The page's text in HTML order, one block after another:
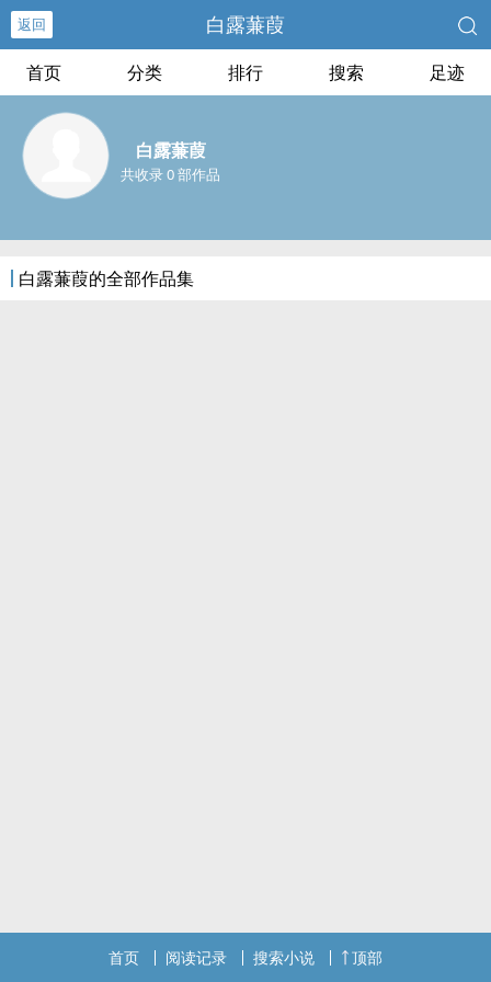
返回 白露蒹葭
首页 分类 排行 搜索 足迹
白露蒹葭
共收录 0 部作品
白露蒹葭的全部作品集
首页 阅读记录 搜索小说 顶部